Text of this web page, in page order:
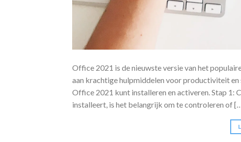
Office 2021 is de nieuwste versie van het
aan krachtige hulpmiddelen voor productiviteit en
Office 2021 kunt installeren en activeren. Stap 1:
installeert, is het belangrijk om te controleren of